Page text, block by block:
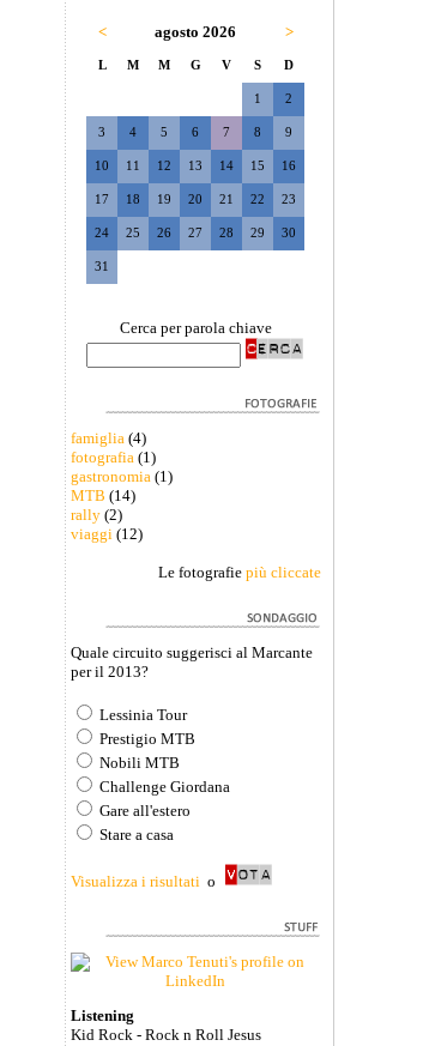
< agosto 2026 >
L M M G V S D
1 2
3 4 5 6 7 8 9
10 11 12 13 14 15 16
17 18 19 20 21 22 23
24 25 26 27 28 29 30
31
Cerca per parola chiave
famiglia (4)
fotografia (1)
gastronomia (1)
MTB (14)
rally(2)
viaggi (12)
Le fotografie più cliccate
Quale circuito suggerisci al Marcante
per il 2013?
Lessinia Tour
Prestigio MTB
Nobili MTB
Challenge Giordana
Gare all'estero
Stare a casa
Visualizza i risultati o
Listening
Kid Rock - Rock n Roll Jesus